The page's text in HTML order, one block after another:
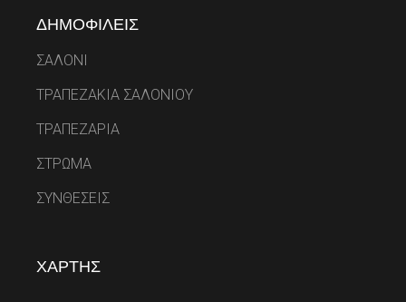
ΔΗΜΟΦΙΛΕΙΣ
ΣΑΛΟΝΙ
ΤΡΑΠΕΖΑΚΙΑ ΣΑΛΟΝΙΟΥ
ΤΡΑΠΕΖΑΡΙΑ
ΣΤΡΩΜΑ
ΣΥΝΘΕΣΕΙΣ
ΧΑΡΤΗΣ